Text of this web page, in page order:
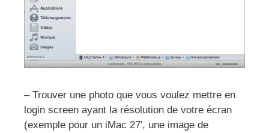
– Trouver une photo que vous voulez mettre en
login screen ayant la résolution de votre écran
(exemple pour un iMac 27′, une image de